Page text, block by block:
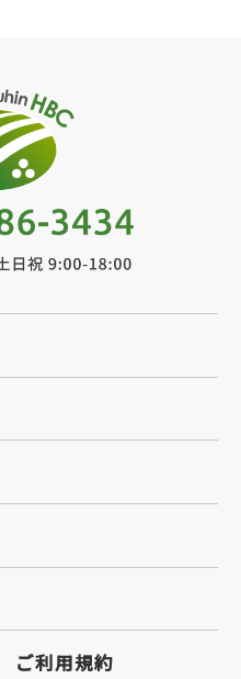
ご利用規約